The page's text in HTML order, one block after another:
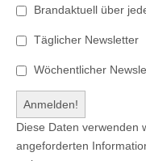
Brandaktuell über
Täglicher Newsletter
Wöchentlicher
Diese Daten verwenden
angeforderten